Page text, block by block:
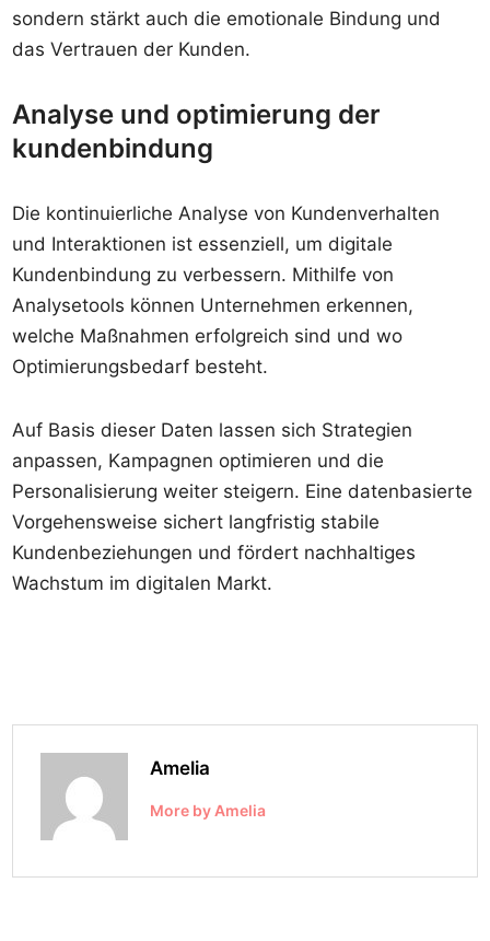
sondern stärkt auch die emotionale Bindung und
das Vertrauen der Kunden.
Analyse und optimierung der
kundenbindung
Die kontinuierliche Analyse von Kundenverhalten
und Interaktionen ist essenziell, um digitale
Kundenbindung zu verbessern. Mithilfe von
Analysetools können Unternehmen erkennen,
welche Maßnahmen erfolgreich sind und wo
Optimierungsbedarf besteht.
Auf Basis dieser Daten lassen sich Strategien
anpassen, Kampagnen optimieren und die
Personalisierung weiter steigern. Eine datenbasierte
Vorgehensweise sichert langfristig stabile
Kundenbeziehungen und fördert nachhaltiges
Wachstum im digitalen Markt.
Amelia
More by Amelia